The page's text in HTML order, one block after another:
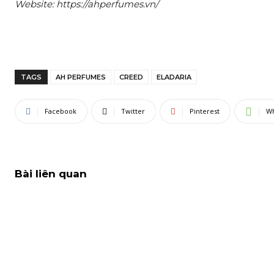
Website: https://ahperfumes.vn/
TAGS AH PERFUMES CREED ELADARIA
Facebook Twitter Pinterest
Bài liên quan